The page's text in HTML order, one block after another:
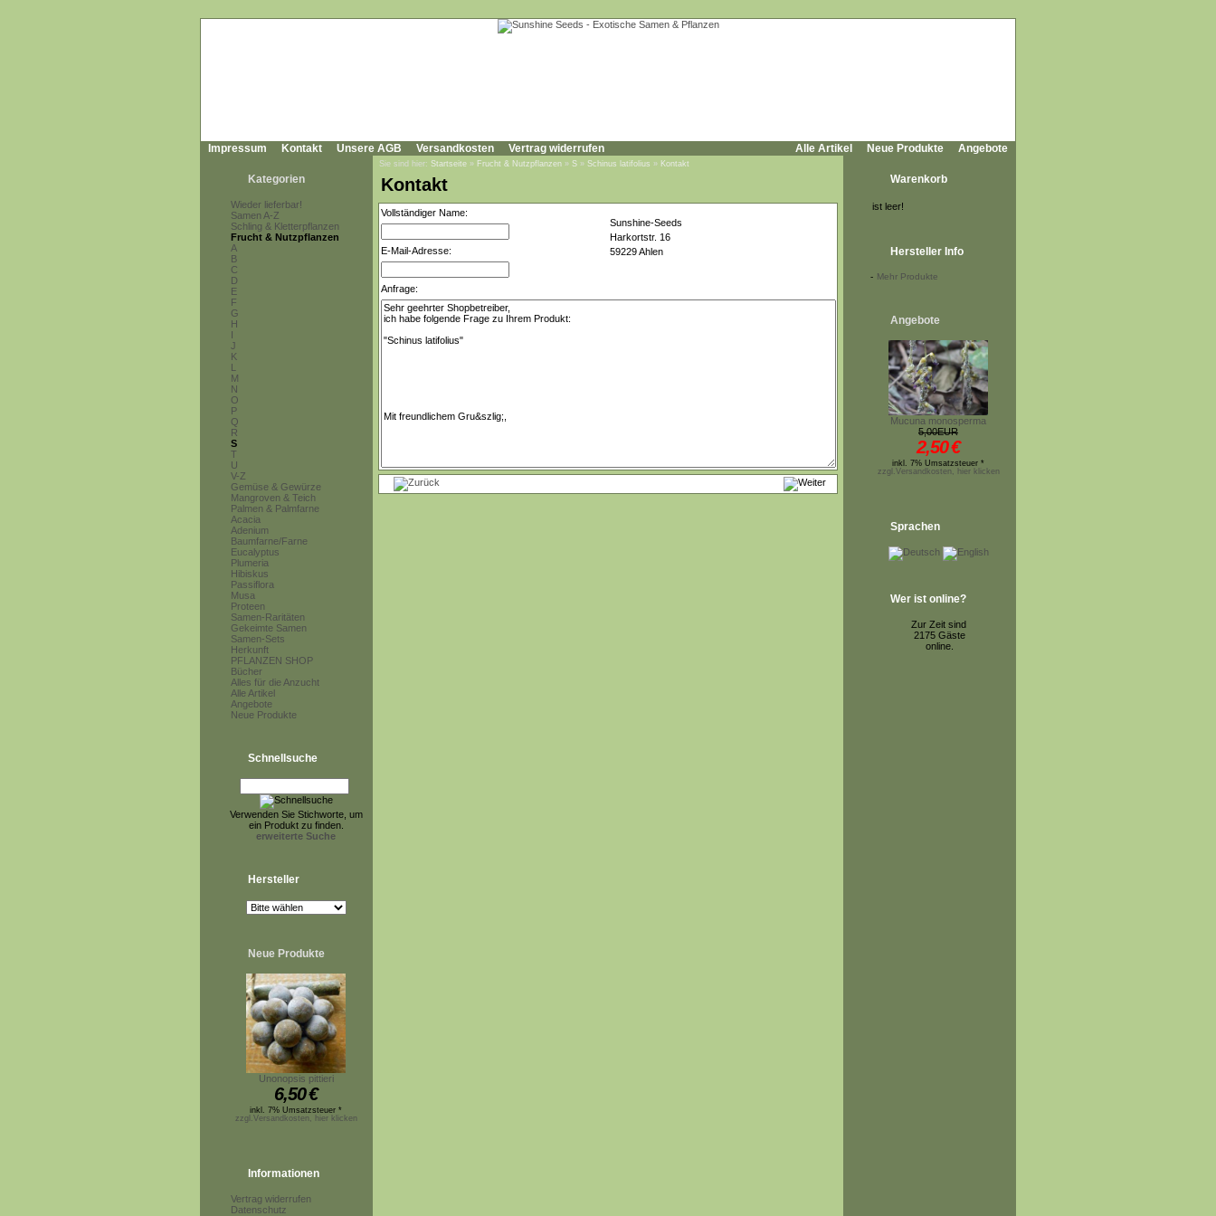
Impressum Kontakt Unsere AGB Versandkosten Vertrag widerrufen Alle Artikel Neue Produkte Angebote
Kategorien
Wieder lieferbar!
Samen A-Z
Schling & Kletterpflanzen
Frucht & Nutzpflanzen
A
B
C
D
E
F
G
H
I
J
K
L
M
N
O
P
Q
R
S
T
U
V-Z
Gemüse & Gewürze
Mangroven & Teich
Palmen & Palmfarne
Acacia
Adenium
Baumfarne/Farne
Eucalyptus
Plumeria
Hibiskus
Passiflora
Musa
Proteen
Samen-Raritäten
Gekeimte Samen
Samen-Sets
Herkunft
PFLANZEN SHOP
Bücher
Alles für die Anzucht
Alle Artikel
Angebote
Neue Produkte
Schnellsuche
Verwenden Sie Stichworte, um
ein Produkt zu finden.
erweiterte Suche
Hersteller
Neue Produkte
Unonopsis pittieri
6,50€
inkl. 7% Umsatzsteuer *
zzgl.Versandkosten, hier klicken
Informationen
Vertrag widerrufen
Datenschutz
Sie sind hier: Startseite » Frucht & Nutzpflanzen » S » Schinus latifolius » Kontakt
Kontakt
Vollständiger Name:
Sunshine-Seeds
Harkortstr. 16
59229 Ahlen
E-Mail-Adresse:
Anfrage:
Warenkorb
ist leer!
Hersteller Info
- Mehr Produkte
Angebote
Mucuna monosperma
5,00EUR
2,50€
inkl. 7% Umsatzsteuer *
zzgl.Versandkosten, hier klicken
Sprachen
Wer ist online?
Zur Zeit sind
2175 Gäste
online.